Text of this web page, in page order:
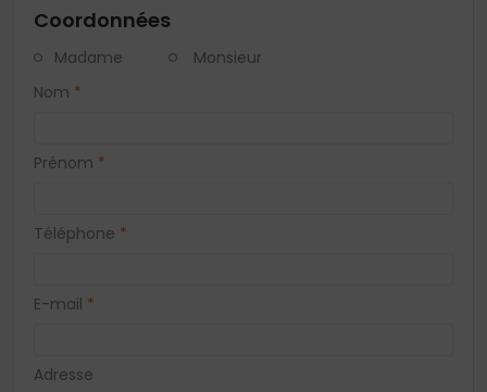
Coordonnées
Madame
Monsieur
Nom *
Prénom *
Téléphone *
E-mail *
Adresse